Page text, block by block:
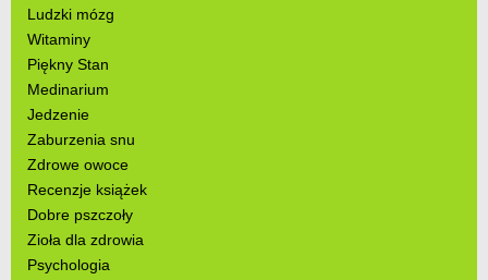
Ludzki mózg
Witaminy
Piękny Stan
Medinarium
Jedzenie
Zaburzenia snu
Zdrowe owoce
Recenzje książek
Dobre pszczoły
Zioła dla zdrowia
Psychologia